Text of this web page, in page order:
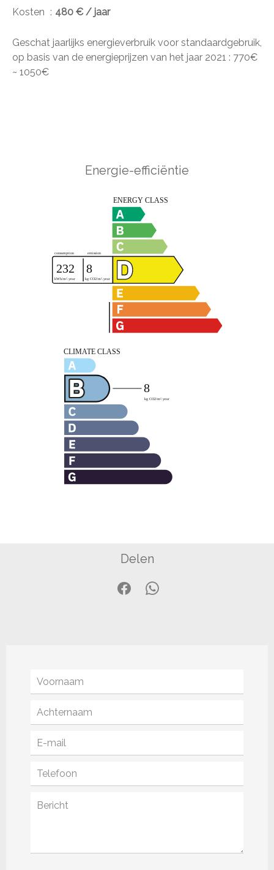
Kosten 480 € / jaar
Geschat jaarlijks energieverbruik voor standaardgebruik,
op basis van de energieprijzen van het jaar 2021 : 770€
~ 1050€
Energie-efficiëntie
Delen